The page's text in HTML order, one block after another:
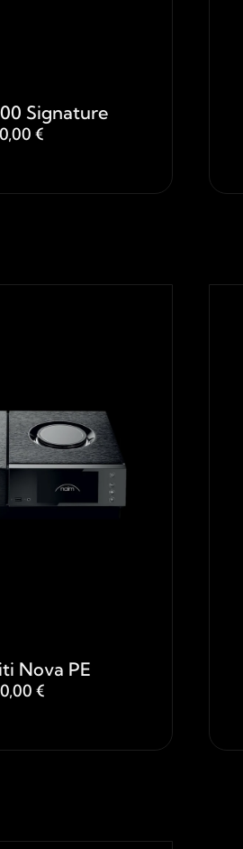
Signature
€
Nova PE
€